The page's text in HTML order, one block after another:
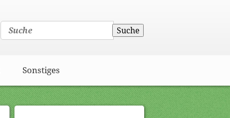
Suche
Sonstiges